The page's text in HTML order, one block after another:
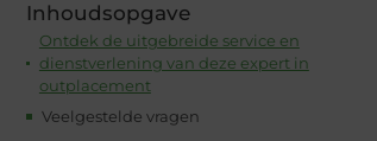
Inhoudsopgave
Ontdek de uitgebreide service en
dienstverlening van deze expert in
outplacement
Veelgestelde vragen